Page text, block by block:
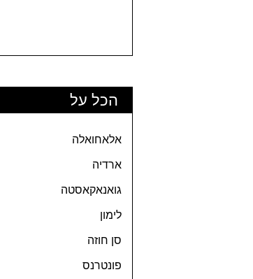
הכל על
אלאחואלה
ארדיה
גואנאקאסטה
לימון
סן חוזה
פונטרנס